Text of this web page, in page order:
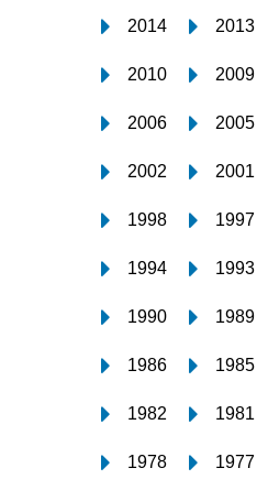
2014 2013
2010 2009
2006 2005
2002 2001
1998 1997
1994 1993
1990 1989
1986 1985
1982 1981
1978 1977